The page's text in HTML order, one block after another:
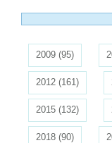
2009 (95)
2012 (161)
2015 (132)
2018 (90)